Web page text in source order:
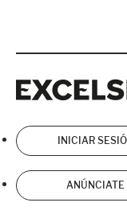
INICIAR
ANÚNCIATE